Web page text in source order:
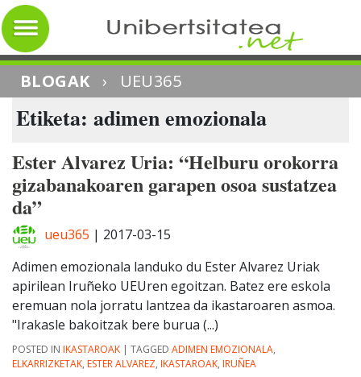
BLOGAK › UEU365
Etiketa: adimen emozionala
Ester Alvarez Uria: “Helburu orokorra
gizabanakoaren garapen osoa sustatzea
da”
ueu365 | 2017-03-15
Adimen emozionala landuko du Ester Alvarez Uriak
apirilean Iruñeko UEUren egoitzan. Batez ere eskola
eremuan nola jorratu lantzea da ikastaroaren asmoa.
"Irakasle bakoitzak bere burua (...)
POSTED IN IKASTAROAK | TAGGED ADIMEN EMOZIONALA,
ELKARRIZKETAK, ESTER ALVAREZ, IKASTAROAK, IRUÑEA